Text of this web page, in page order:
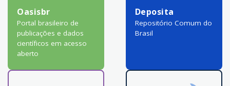
Oasisbr
Portal brasileiro de
publicações e dados
científicos em acesso
aberto
Deposita
Repositório Comum do
Brasil